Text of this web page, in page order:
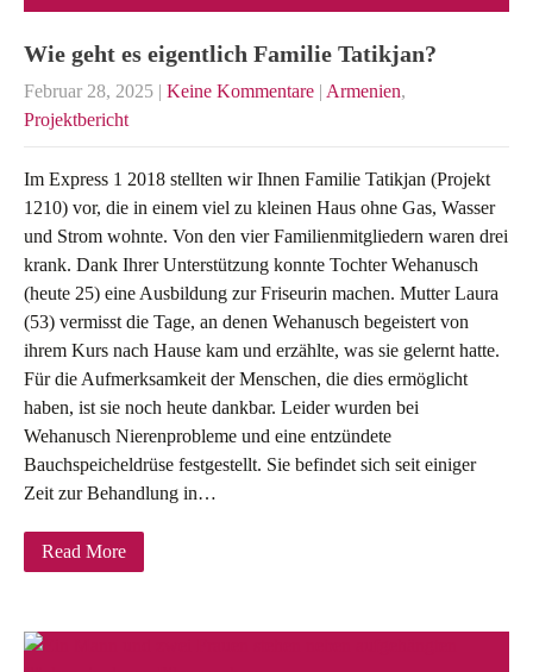
Wie geht es eigentlich Familie Tatikjan?
Februar 28, 2025 | Keine Kommentare | Armenien,
Projektbericht
Im Express 1 2018 stellten wir Ihnen Familie Tatikjan (Projekt
1210) vor, die in einem viel zu kleinen Haus ohne Gas, Wasser
und Strom wohnte. Von den vier Familienmitgliedern waren drei
krank. Dank Ihrer Unterstützung konnte Tochter Wehanusch
(heute 25) eine Ausbildung zur Friseurin machen. Mutter Laura
(53) vermisst die Tage, an denen Wehanusch begeistert von
ihrem Kurs nach Hause kam und erzählte, was sie gelernt hatte.
Für die Aufmerksamkeit der Menschen, die dies ermöglicht
haben, ist sie noch heute dankbar. Leider wurden bei
Wehanusch Nierenprobleme und eine entzündete
Bauchspeicheldrüse festgestellt. Sie befindet sich seit einiger
Zeit zur Behandlung in…
Read More